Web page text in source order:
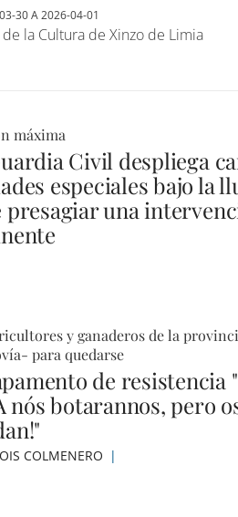
30A2026-04-01
de la Cultura de Xinzo de Limia
máxima
Civil despliega
especiales bajo la
presagiar una
y ganaderos de la
para quedarse
de resistencia
nós botarannos, pero
COLMENERO